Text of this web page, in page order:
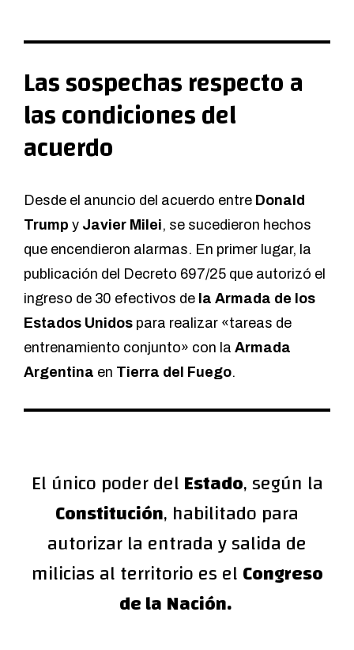
Las sospechas respecto a
las condiciones del
acuerdo
Desde el anuncio del acuerdo entre Donald
Trump y Javier Milei, se sucedieron hechos
que encendieron alarmas. En primer lugar, la
publicación del Decreto 697/25 que autorizó el
ingreso de 30 efectivos de la Armada de los
Estados Unidos para realizar «tareas de
entrenamiento conjunto» con la Armada
Argentina en Tierra del Fuego.
El único poder delEstado, según la
Constitución, habilitado para
autorizar la entrada y salida de
milicias al territorio es elCongreso
de la Nación.